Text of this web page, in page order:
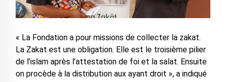
« La Fondation a pour missions de collecter la zakat.
La Zakat est une obligation. Elle est le troisième pilier
de l’islam après l’attestation de foi et la salat. Ensuite
on procède à la distribution aux ayant droit », a indiqué